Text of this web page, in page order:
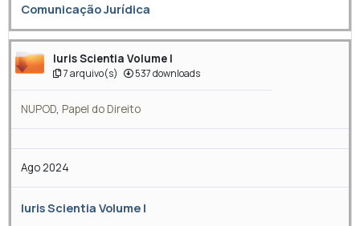
Comunicação Jurídica
Iuris Scientia Volume I
7 arquivo(s) 537 downloads
NUPOD, Papel do Direito
Ago 2024
Iuris Scientia Volume I